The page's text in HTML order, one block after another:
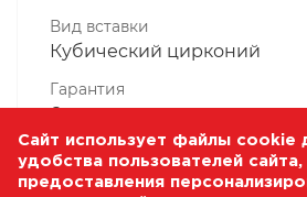
Вид вставки
Кубический цирконий
Гарантия
6 месяцев
Комплектность, шт
1 Штука
Сайт использует файлы cookie
удобства пользователей
предоставления